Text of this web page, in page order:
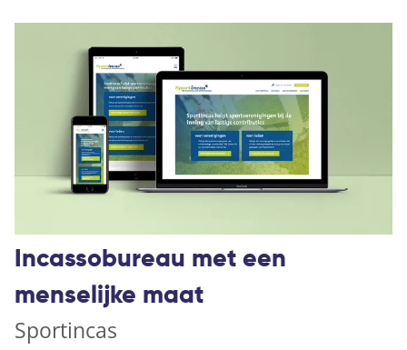
Incassobureau met een
menselijke maat
Sportincas